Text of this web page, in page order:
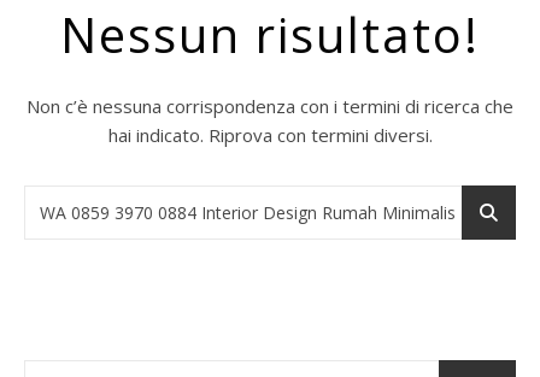
Nessun risultato!
Non c’è nessuna corrispondenza con i termini di ricerca che
hai indicato. Riprova con termini diversi.